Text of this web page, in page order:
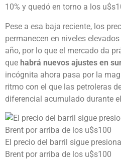
10% y quedó en torno a los
Pese a esa baja reciente, los
permanecen en niveles
año, por lo que el mercado da
que habrá nuevos ajustes en
incógnita ahora pasa por la
ritmo con el que las petroleras
diferencial acumulado durante
El precio del barril sigue
Brent por arriba de los u$s100